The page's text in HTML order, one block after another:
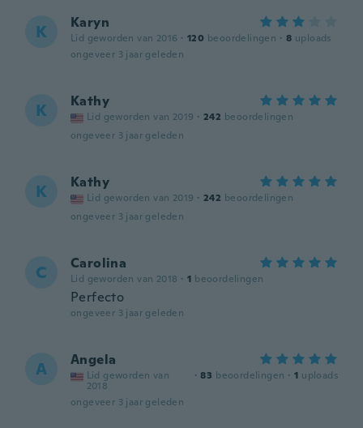
K Karyn
Lid geworden van 2016 · 120 beoordelingen · 8 uploads
ongeveer 3 jaar geleden
K Kathy
Lid geworden van 2019 · 242 beoordelingen
ongeveer 3 jaar geleden
K Kathy
Lid geworden van 2019 · 242 beoordelingen
ongeveer 3 jaar geleden
C Carolina
Lid geworden van 2018 · 1 beoordelingen
Perfecto
ongeveer 3 jaar geleden
A Angela
Lid geworden van
2018
· 83 beoordelingen · 1 uploads
ongeveer 3 jaar geleden